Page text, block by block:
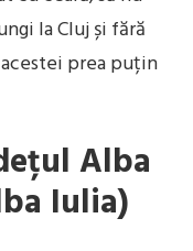
la Cluj și fără
prea puțin
Alba
Iulia)